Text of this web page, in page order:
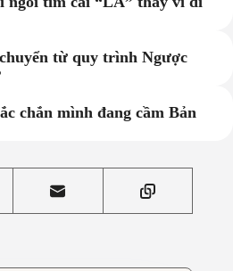
từ quy trình Ngược
chắn mình đang cầm Bản